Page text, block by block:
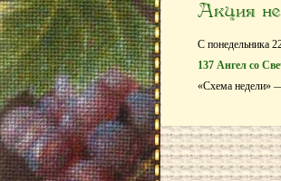
Акция
С понедельника
137 Ангел со
«Схема недели»